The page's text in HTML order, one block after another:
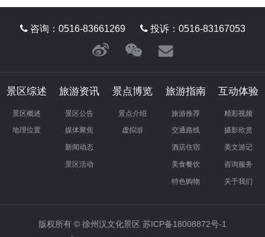
咨询：0516-83661269 投诉：0516-83167053
景区综述
景区概述
地理位置
旅游资讯
景区公告
媒体聚焦
新闻动态
景区活动
景点博览
景点介绍
虚拟游
旅游指南
旅游推荐
交通路线
酒店住宿
美食餐饮
特色购物
互动体验
精彩视频
摄影欣赏
美文游记
咨询服务
关于我们
版权所有 © 徐州汉文化景区 苏ICP备18008872号-1